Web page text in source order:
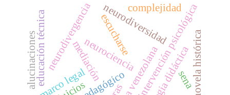
intervención psicológica
neurodivergencianeurodiversidad
neurociencia
mediación novela histórica
complejidad
sena
educación técnica
alucinacionesmarco legal
escucharse